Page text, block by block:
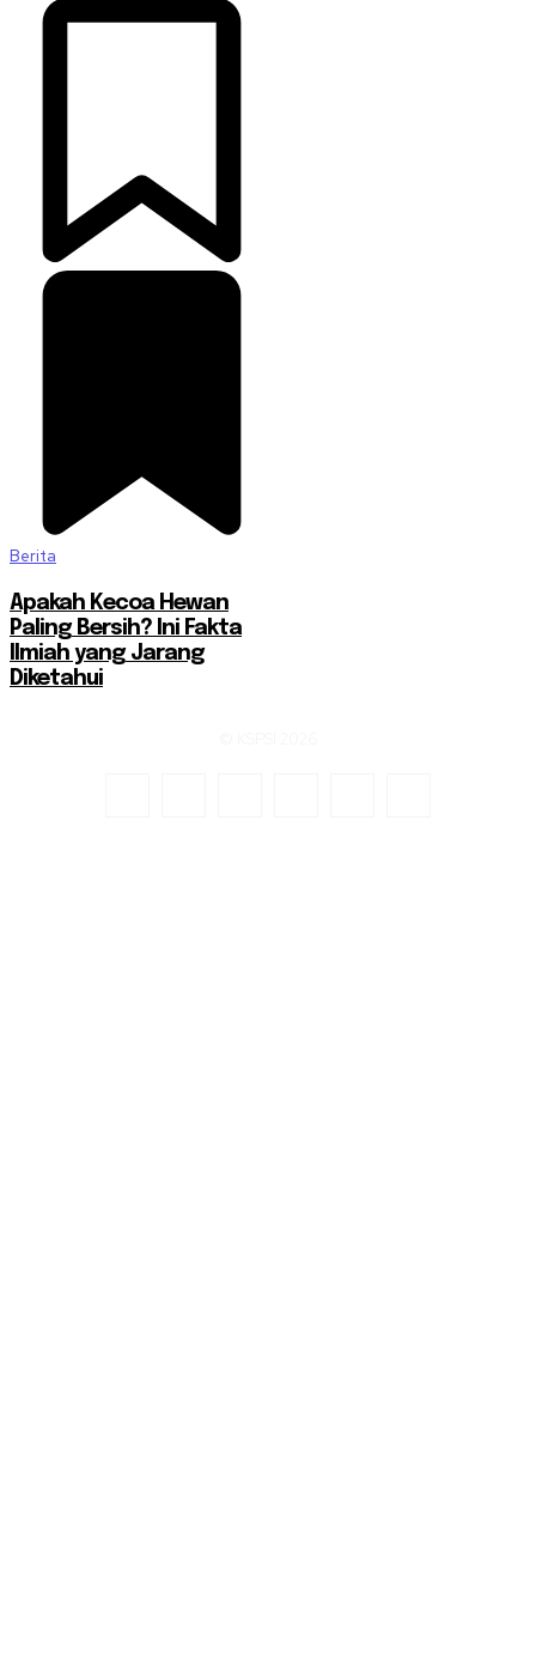
Berita
Apakah Kecoa Hewan
Paling Bersih? Ini Fakta
Ilmiah yang Jarang
Diketahui